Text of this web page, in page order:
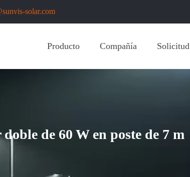
solar.com
Producto Compañía Solicitud
de 60 W en poste de 7 m